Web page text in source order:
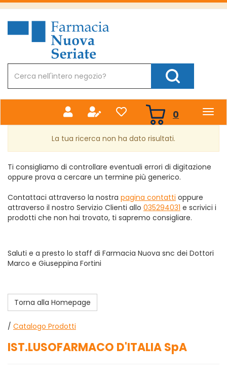
Passa
principale
Farmacia
Nuova
Prodotto
Cerca Prodotto
0 prodotti
inseriti
La tua ricerca non ha dato risultati.
Ti consigliamo di controllare eventuali errori di digitazione
oppure prova a cercare un termine più generico.
Contattaci attraverso la nostra pagina contatti oppure
attraverso il nostro Servizio Clienti allo 035294031 e scrivici i
prodotti che non hai trovato, ti sapremo consigliare.
Saluti e a presto lo staff di Farmacia Nuova snc dei Dottori
Marco e Giuseppina Fortini
Torna alla Homepage
/ Catalogo Prodotti
IST.LUSOFARMACO D'ITALIA SpA